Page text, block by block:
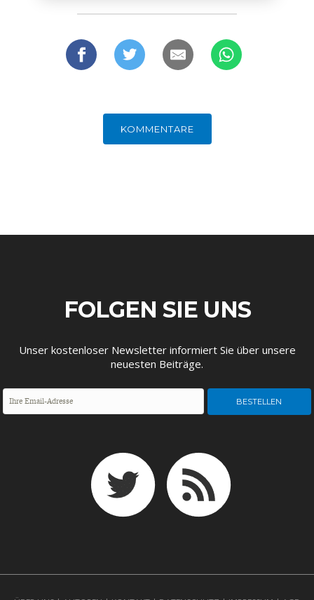
GESUNDHEITSWESEN
DIE NÄCHSTE STUFE DER
GLOBALISIERUNG
GESELLSCHAFT
KOMMENTARE
FOLGEN SIE UNS
Unser kostenloser Newsletter informiert Sie über unsere
neuesten Beiträge.